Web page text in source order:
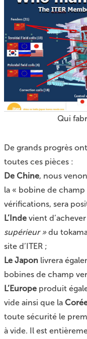
Qui
De grands progrès
toutes ces pièces :
De Chine, nous
la « bobine de
vérifications, sera
L’Inde vient
supérieur »du
site d’ITER ;
Le Japon livrera
bobines de champ
L’Europe produit
vide ainsi que la
toute sécurité le
à vide. Il est